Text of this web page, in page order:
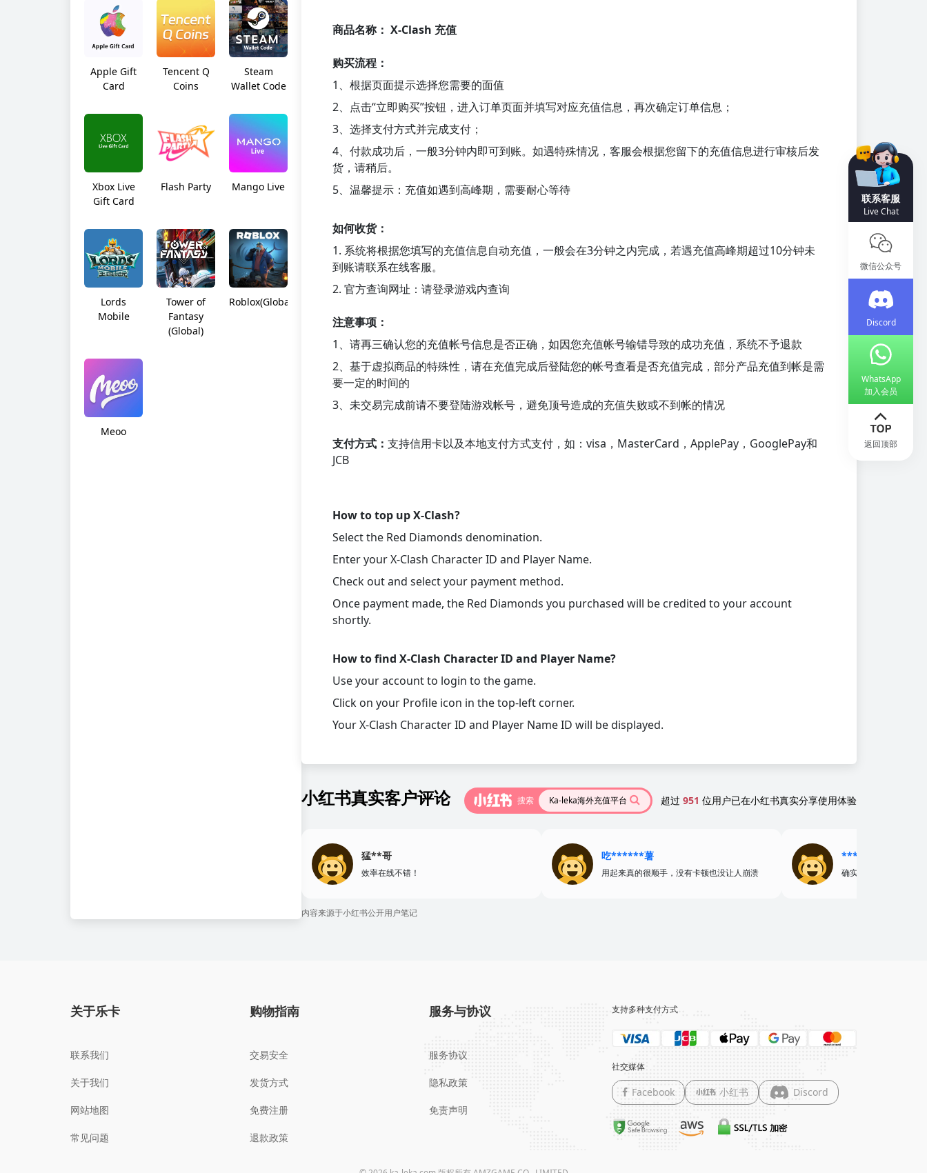
Apple Gift
Card
Tencent Q
Coins
Steam
Wallet Code
Xbox Live
Gift Card
Flash Party Mango Live
Lords
Mobile
Tower of
Fantasy
(Global)
Roblox(Global)
Meoo
商品名称： X-Clash 充值
购买流程：
1、根据页面提示选择您需要的面值
2、点击“立即购买”按钮，进入订单页面并填写对应充值信息，再次确定订单信息；
3、选择支付方式并完成支付；
4、付款成功后，一般3分钟内即可到账。如遇特殊情况，客服会根据您留下的充值信息进行审核后发
货，请稍后。
5、温馨提示：充值如遇到高峰期，需要耐心等待
如何收货：
1. 系统将根据您填写的充值信息自动充值，一般会在3分钟之内完成，若遇充值高峰期超过10分钟未
到账请联系在线客服。
2. 官方查询网址：请登录游戏内查询
注意事项：
1、请再三确认您的充值帐号信息是否正确，如因您充值帐号输错导致的成功充值，系统不予退款
2、基于虚拟商品的特殊性，请在充值完成后登陆您的帐号查看是否充值完成，部分产品充值到帐是需
要一定的时间的
3、未交易完成前请不要登陆游戏帐号，避免顶号造成的充值失败或不到帐的情况
支付方式： 支持信用卡以及本地支付方式支付，如：visa，MasterCard，ApplePay，GooglePay和
JCB
How to top up X-Clash?
Select the Red Diamonds denomination.
Enter your X-Clash Character ID and Player Name.
Check out and select your payment method.
Once payment made, the Red Diamonds you purchased will be credited to your account
shortly.
How to find X-Clash Character ID and Player Name?
Use your account to login to the game.
Click on your Profile icon in the top-left corner.
Your X-Clash Character ID and Player Name ID will be displayed.
小红书真实客户评论 搜索 Ka-leka海外充值平台 超过 951 位用户已在小红书真实分享使用体验
猛**哥
效率在线不错！
吃******薯
用起来真的很顺手，没有卡顿也没让人崩溃
******粥
确实好用～
内容来源于小红书公开用户笔记
关于乐卡
联系我们
关于我们
网站地图
常见问题
购物指南
交易安全
发货方式
免费注册
退款政策
服务与协议
服务协议
隐私政策
免责声明
支持多种支付方式
社交媒体
Facebook 小红书 Discord
联系客服
Live Chat
微信公众号
Discord
WhatsApp
加入会员
返回顶部